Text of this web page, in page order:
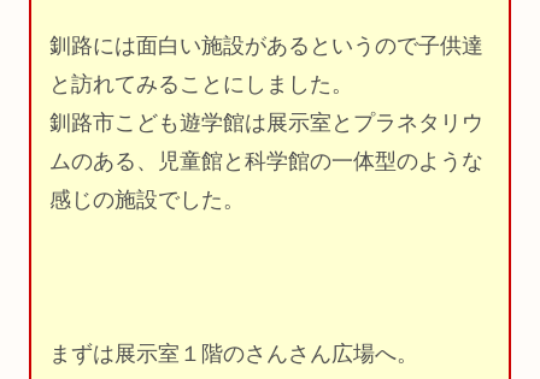
釧路には面白い施設があるというので子供達
と訪れてみることにしました。
釧路市こども遊学館は展示室とプラネタリウ
ムのある、児童館と科学館の一体型のような
感じの施設でした。
まずは展示室１階のさんさん広場へ。